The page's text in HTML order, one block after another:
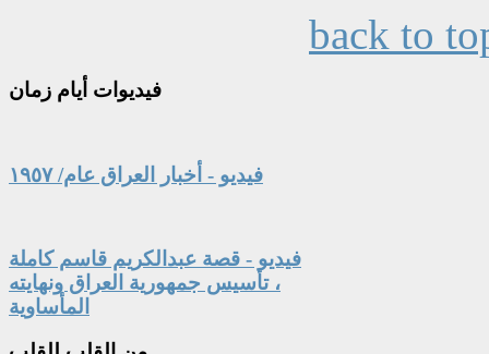
back to
فيديوات أيام زمان
فيديو - أخبار العراق عام/ ١٩٥٧
فيديو - قصة عبدالكريم قاسم كاملة
، تأسيس جمهورية العراق ونهايته
المأساوية